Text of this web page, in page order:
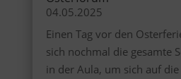
04.05.2025
Einen Tag vor den
sich nochmal die gesamte
in der Aula, um sich auf